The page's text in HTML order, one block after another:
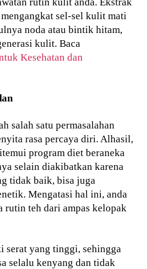
sel-sel kulit mati
noda atau bintik hitam,
kulit. Baca
Kesehatan dan
salah satu permasalahan
rasa percaya diri. Alhasil,
program diet beraneka
selain diakibatkan karena
tidak baik, bisa juga
Mengatasi hal ini, anda
rutin teh dari ampas kelopak
serat yang tinggi, sehingga
selalu kenyang dan tidak